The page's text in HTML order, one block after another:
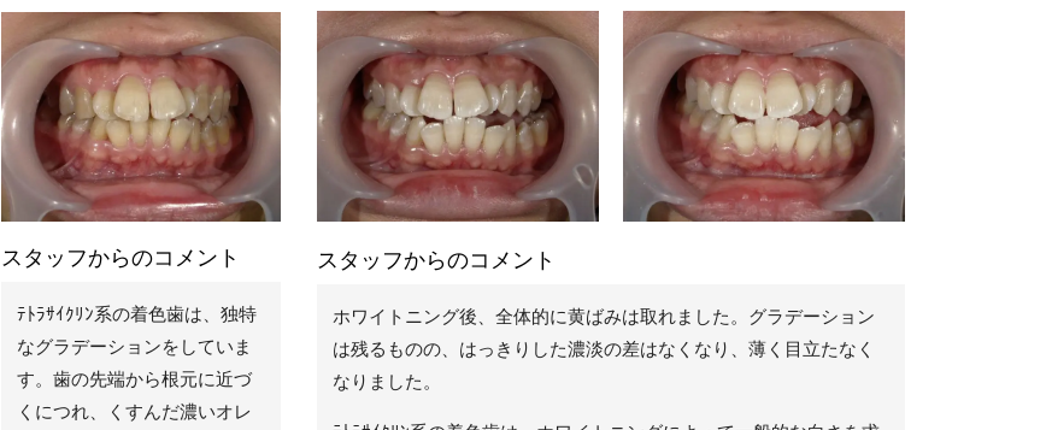
スタッフからのコメント
ﾃﾄﾗｻｲｸﾘﾝ系の着色歯は、独特
なグラデーションをしていま
す。歯の先端から根元に近づ
くにつれ、くすんだ濃いオレ
スタッフからのコメント
ホワイトニング後、全体的に黄ばみは取れました。グラデーション
は残るものの、はっきりした濃淡の差はなくなり、薄く目立たなく
なりました。